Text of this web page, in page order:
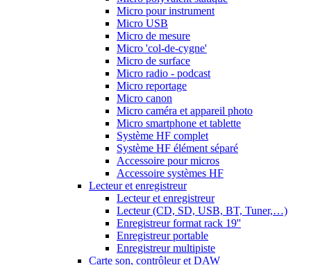
Micro pour instrument
Micro USB
Micro de mesure
Micro 'col-de-cygne'
Micro de surface
Micro radio - podcast
Micro reportage
Micro canon
Micro caméra et appareil photo
Micro smartphone et tablette
Système HF complet
Système HF élément séparé
Accessoire pour micros
Accessoire systèmes HF
Lecteur et enregistreur
Lecteur et enregistreur
Lecteur (CD, SD, USB, BT, Tuner,…)
Enregistreur format rack 19''
Enregistreur portable
Enregistreur multipiste
Carte son, contrôleur et DAW